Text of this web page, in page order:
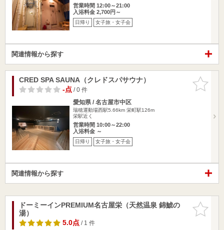
営業時間 12:00～21:00
入浴料金 2,700円～
日帰り 女子旅・女子会
関連情報から探す
お気に入
りに追加
CRED SPA SAUNA（クレドスパサウナ）
-点/ 0 件
愛知県 / 名古屋市中区
瑞穂運動場西駅5.66km 栄町駅126m
栄駅近く
営業時間 10:00～22:00
入浴料金 ～
日帰り 女子旅・女子会
関連情報から探す
お気に入
りに追加
ドーミーインPREMIUM名古屋栄（天然温泉 錦鯱の
湯）
5.0点/ 1 件